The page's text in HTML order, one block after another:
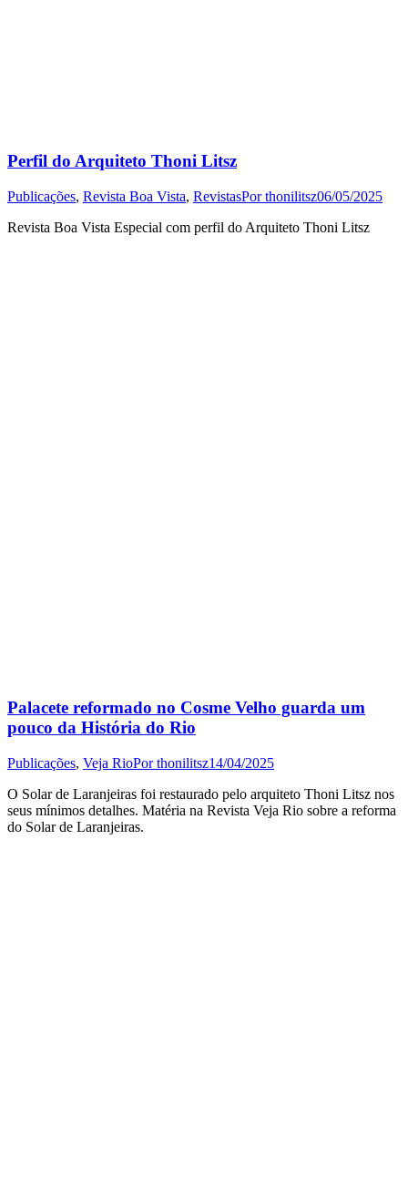
Perfil do Arquiteto Thoni Litsz
Publicações, Revista Boa Vista, RevistasPorthonilitsz06/05/2025
Revista Boa Vista Especial com perfil do Arquiteto Thoni Litsz
Palacete reformado no Cosme Velho guarda um
pouco da História do Rio
Publicações, Veja RioPorthonilitsz14/04/2025
O Solar de Laranjeiras foi restaurado pelo arquiteto Thoni Litsz nos
seus mínimos detalhes. Matéria na Revista Veja Rio sobre a reforma
do Solar de Laranjeiras.